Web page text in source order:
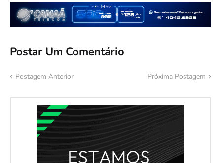
Postar Um Comentário
Postagem Anterior Próxima Postagem